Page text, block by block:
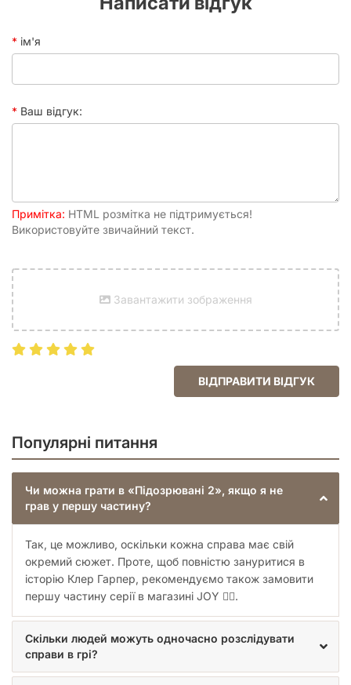
запропоновано прочитати запитання до справи. Після цього
Ви будете отримувати вказівки взяти карти доказів та
бачитимете різні символи, що відповідають певним діям, які
дослідниця Клер Гарпер (Suspects 2)
ім'я
Ваш відгук:
Примітка: HTML розмітка не підтримується!
Використовуйте звичайний текст.
Завантажити зображення
ВІДПРАВИТИ ВІДГУК
Популярні питання
Чи можна грати в «Підозрювані 2», якщо я не
грав у першу частину?
Так, це можливо, оскільки кожна справа має свій
окремий сюжет. Проте, щоб повністю зануритися в
історію Клер Гарпер, рекомендуємо також замовити
першу частину серії в магазині JOY 🕵️‍♀️.
Скільки людей можуть одночасно розслідувати
справи в грі?